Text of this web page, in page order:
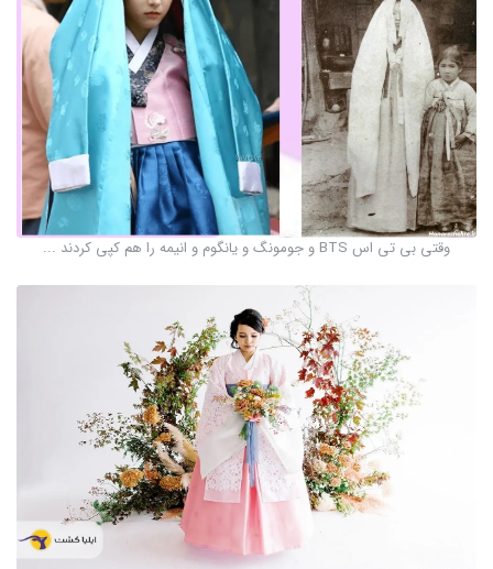
وقتی بی تی اس BTS و جومونگ و یانگوم و انیمه را هم کپی کردند ...